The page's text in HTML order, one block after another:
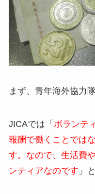
まず、青年海外協力
JICAでは「 ボランテ
報酬で働くことでは
す。なので、生活費
ンティアなのです 」